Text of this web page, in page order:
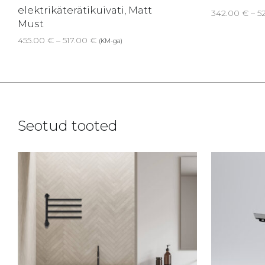
elektrikäterätikuivati, Matt
Must
455.00 € – 517.00 €Price range: 455.00 € through 517.00 €
(KM-ga)
342.00 € –
Seotud tooted